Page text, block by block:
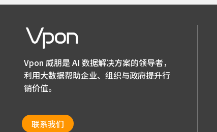
Vpon 威朋是 AI 数据解决方案的领导者，
利用大数据帮助企业、组织与政府提升行
销价值。
联系我们